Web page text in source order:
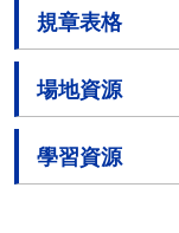
規章表格
場地資源
學習資源